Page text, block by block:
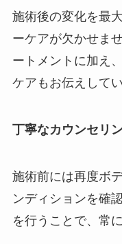
施術後の変化を最
ーケアが欠かせま
ートメントに加え
ケアもお伝えしてい
丁寧なカウンセリ
施術前には再度ボ
ンディションを確
を行うことで、常